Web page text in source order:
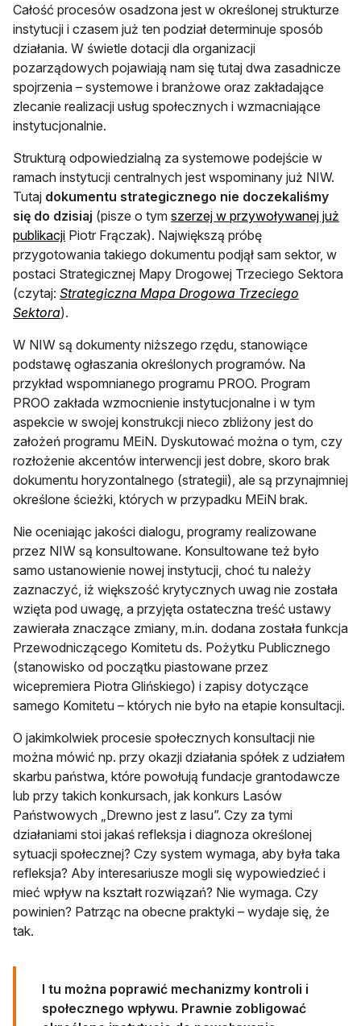
Całość procesów osadzona jest w określonej strukturze
instytucji i czasem już ten podział determinuje sposób
działania. W świetle dotacji dla organizacji
pozarządowych pojawiają nam się tutaj dwa zasadnicze
spojrzenia – systemowe i branżowe oraz zakładające
zlecanie realizacji usług społecznych i wzmacniające
instytucjonalnie.
Strukturą odpowiedzialną za systemowe podejście w
ramach instytucji centralnych jest wspominany już NIW.
Tutaj dokumentu strategicznego nie doczekaliśmy
się do dzisiaj (pisze o tym szerzej w przywoływanej już
publikacjiotwiera się w nowej karcie
Piotr Frączak). Największą próbę
przygotowania takiego dokumentu podjął sam sektor, w
postaci Strategicznej Mapy Drogowej Trzeciego Sektora
(czytaj: Strategiczna Mapa Drogowa Trzeciego
Sektoraotwiera się w nowej karcie
).
W NIW są dokumenty niższego rzędu, stanowiące
podstawę ogłaszania określonych programów. Na
przykład wspomnianego programu PROO. Program
PROO zakłada wzmocnienie instytucjonalne i w tym
aspekcie w swojej konstrukcji nieco zbliżony jest do
założeń programu MEiN. Dyskutować można o tym, czy
rozłożenie akcentów interwencji jest dobre, skoro brak
dokumentu horyzontalnego (strategii), ale są przynajmniej
określone ścieżki, których w przypadku MEiN brak.
Nie oceniając jakości dialogu, programy realizowane
przez NIW są konsultowane. Konsultowane też było
samo ustanowienie nowej instytucji, choć tu należy
zaznaczyć, iż większość krytycznych uwag nie została
wzięta pod uwagę, a przyjęta ostateczna treść ustawy
zawierała znaczące zmiany, m.in. dodana została funkcja
Przewodniczącego Komitetu ds. Pożytku Publicznego
(stanowisko od początku piastowane przez
wicepremiera Piotra Glińskiego) i zapisy dotyczące
samego Komitetu – których nie było na etapie konsultacji.
O jakimkolwiek procesie społecznych konsultacji nie
można mówić np. przy okazji działania spółek z udziałem
skarbu państwa, które powołują fundacje grantodawcze
lub przy takich konkursach, jak konkurs Lasów
Państwowych „Drewno jest z lasu”. Czy za tymi
działaniami stoi jakaś refleksja i diagnoza określonej
sytuacji społecznej? Czy system wymaga, aby była taka
refleksja? Aby interesariusze mogli się wypowiedzieć i
mieć wpływ na kształt rozwiązań? Nie wymaga. Czy
powinien? Patrząc na obecne praktyki – wydaje się, że
tak.
I tu można poprawić mechanizmy kontroli i
społecznego wpływu. Prawnie zobligować